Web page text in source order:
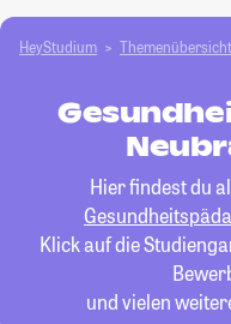
HeyStudium Themenübersicht
Hier findest du
Klick auf die
und vielen